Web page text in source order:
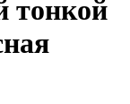
тонкой